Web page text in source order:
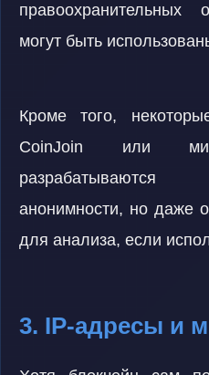
правоохранительных
могут быть
Кроме того,
CoinJoin или
анонимности, но даже
для анализа, если
3. IP-адресы и